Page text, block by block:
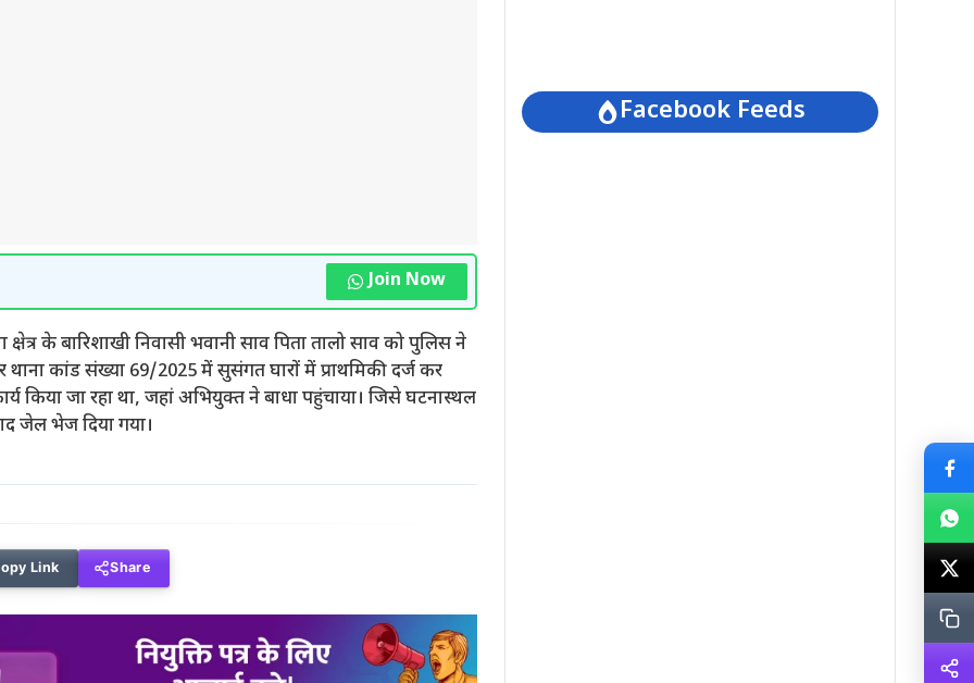
Join Now
क्षेत्र के बारिशाखी निवासी भवानी साव पिता तालो साव को पुलिस ने
कांड संख्या 69/2025 में सुसंगत घारों में प्राथमिकी दर्ज कर
किया जा रहा था, जहां अभियुक्त ने बाधा पहुंचाया। जिसे घटनास्थल
जेल भेज दिया गया।
Link Share
Facebook Feeds